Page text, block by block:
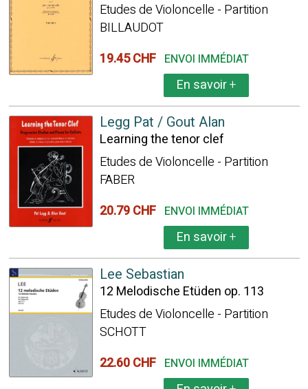
Etudes de Violoncelle - Partition
BILLAUDOT
19.45 CHF ENVOI IMMÉDIAT
En savoir+
Legg Pat / Gout Alan
Learning the tenor clef
Etudes de Violoncelle - Partition
FABER
20.79 CHF ENVOI IMMÉDIAT
En savoir+
Lee Sebastian
12 Melodische Etüden op. 113
Etudes de Violoncelle - Partition
SCHOTT
22.60 CHF ENVOI IMMÉDIAT